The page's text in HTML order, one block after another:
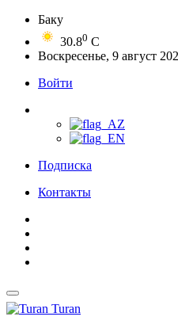
Баку
30.80 C
Воскресенье, 9 август
Войти
Подписка
Контакты
Turan